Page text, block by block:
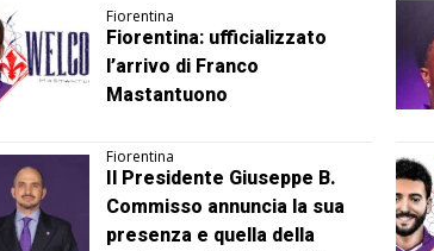
Fiorentina
Fiorentina: ufficializzato
l’arrivo di Franco
Mastantuono
Fiorentina
Il Presidente Giuseppe B.
Commisso annuncia la sua
presenza e quella della